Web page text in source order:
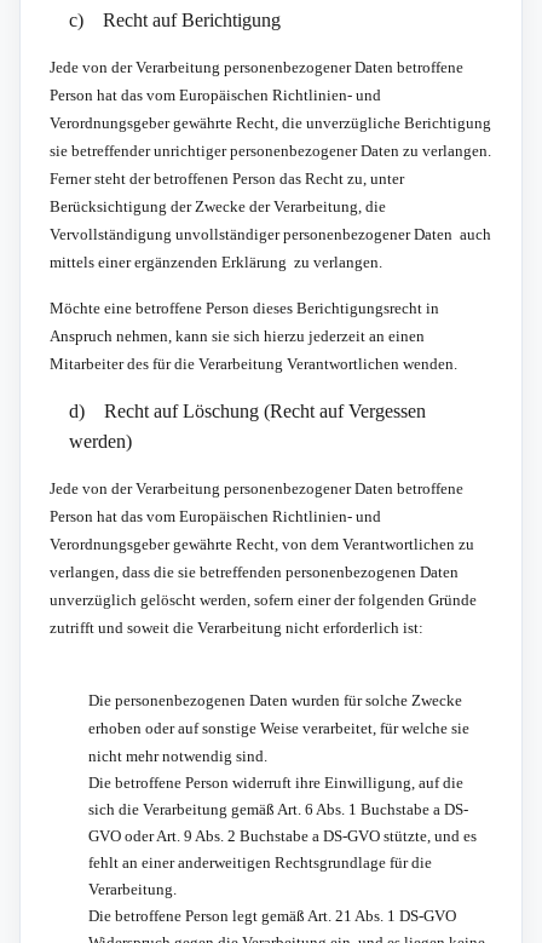
c) Recht auf Berichtigung
Jede von der Verarbeitung personenbezogener Daten betroffene
Person hat das vom Europäischen Richtlinien- und
Verordnungsgeber gewährte Recht, die unverzügliche Berichtigung
sie betreffender unrichtiger personenbezogener Daten zu verlangen.
Ferner steht der betroffenen Person das Recht zu, unter
Berücksichtigung der Zwecke der Verarbeitung, die
Vervollständigung unvollständiger personenbezogener Daten  auch
mittels einer ergänzenden Erklärung  zu verlangen.
Möchte eine betroffene Person dieses Berichtigungsrecht in
Anspruch nehmen, kann sie sich hierzu jederzeit an einen
Mitarbeiter des für die Verarbeitung Verantwortlichen wenden.
d) Recht auf Löschung (Recht auf Vergessen
werden)
Jede von der Verarbeitung personenbezogener Daten betroffene
Person hat das vom Europäischen Richtlinien- und
Verordnungsgeber gewährte Recht, von dem Verantwortlichen zu
verlangen, dass die sie betreffenden personenbezogenen Daten
unverzüglich gelöscht werden, sofern einer der folgenden Gründe
zutrifft und soweit die Verarbeitung nicht erforderlich ist:
Die personenbezogenen Daten wurden für solche Zwecke
erhoben oder auf sonstige Weise verarbeitet, für welche sie
nicht mehr notwendig sind.
Die betroffene Person widerruft ihre Einwilligung, auf die
sich die Verarbeitung gemäß Art. 6 Abs. 1 Buchstabe a DS-
GVO oder Art. 9 Abs. 2 Buchstabe a DS-GVO stützte, und es
fehlt an einer anderweitigen Rechtsgrundlage für die
Verarbeitung.
Die betroffene Person legt gemäß Art. 21 Abs. 1 DS-GVO